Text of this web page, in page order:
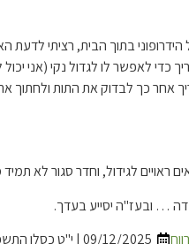
הידרופוני בתוך הבית, רציתי
כדי לאפשר לו לגדול נקי (אני
אחר כך לבדוק את התות ולחתוך
ראויים לגידול, וחדר סגור לא
… ובעז"ה יסייע בעדך.
09/12/2025 | י"ט כסלו התשפ"ו